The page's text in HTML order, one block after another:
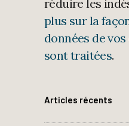
réduire les
plus sur la
données de
sont traitées.
Articles récents